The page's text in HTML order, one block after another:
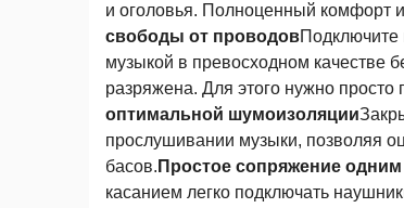
и оголовья. Полноценный комфорт
свободы от проводовПодключите
музыкой в превосходном качестве
разряжена. Для этого нужно просто
оптимальной шумоизоляции
прослушивании музыки, позволяя
басов. Простое сопряжение
касанием легко подключать